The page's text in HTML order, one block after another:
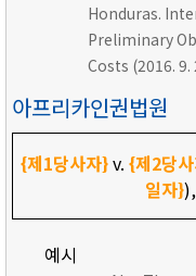
Honduras.
Preliminary
Costs (2016. 9.
아프리카인권법원
{제1당사자}v. {제2당
일자}),
예시